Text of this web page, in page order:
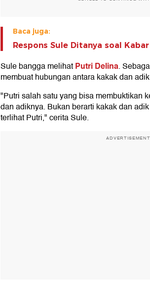
Baca juga:
Respons Sule Ditanya soal
Sule bangga melihatPutri Delina.
membuat hubungan antara kakak dan
"Putri salah satu yang bisa membuktikan
dan adiknya. Bukan berarti kakak dan
terlihat Putri," cerita Sule.
ADVERTISEMENT